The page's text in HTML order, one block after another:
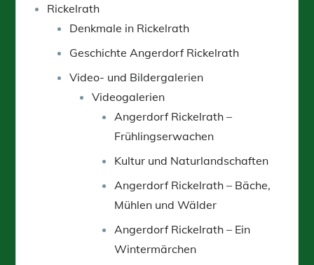
Rickelrath
Denkmale in Rickelrath
Geschichte Angerdorf Rickelrath
Video- und Bildergalerien
Videogalerien
Angerdorf Rickelrath –
Frühlingserwachen
Kultur und Naturlandschaften
Angerdorf Rickelrath – Bäche,
Mühlen und Wälder
Angerdorf Rickelrath – Ein
Wintermärchen